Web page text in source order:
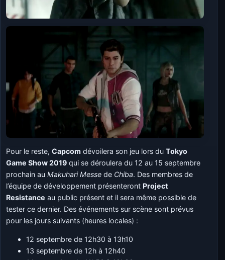
Pour le reste,Capcom dévoilera son jeu lors duTokyo
Game Show 2019 qui se déroulera du 12 au 15 septembre
prochain auMakuhari Messe de Chiba. Des membres de
l’équipe de développement présenteront Project
Resistance au public présent et il sera même possible de
tester ce dernier. Des événements sur scène sont prévus
pour les jours suivants (heures locales) :
12 septembre de 12h30 à 13h10
13 septembre de 12h à 12h40